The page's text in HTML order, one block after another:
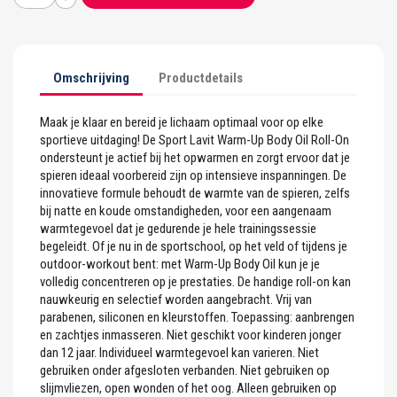
Omschrijving Productdetails
Maak je klaar en bereid je lichaam optimaal voor op elke
sportieve uitdaging! De Sport Lavit Warm-Up Body Oil Roll-On
ondersteunt je actief bij het opwarmen en zorgt ervoor dat je
spieren ideaal voorbereid zijn op intensieve inspanningen. De
innovatieve formule behoudt de warmte van de spieren, zelfs
bij natte en koude omstandigheden, voor een aangenaam
warmtegevoel dat je gedurende je hele trainingssessie
begeleidt. Of je nu in de sportschool, op het veld of tijdens je
outdoor-workout bent: met Warm-Up Body Oil kun je je
volledig concentreren op je prestaties. De handige roll-on kan
nauwkeurig en selectief worden aangebracht. Vrij van
parabenen, siliconen en kleurstoffen. Toepassing: aanbrengen
en zachtjes inmasseren. Niet geschikt voor kinderen jonger
dan 12 jaar. Individueel warmtegevoel kan varieren. Niet
gebruiken onder afgesloten verbanden. Niet gebruiken op
slijmvliezen, open wonden of het oog. Alleen gebruiken op